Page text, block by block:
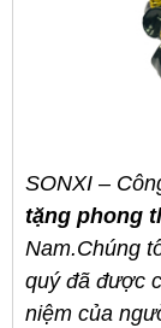
SONXI –
tặng phong
Nam.Chúng
quý đã được
niệm của